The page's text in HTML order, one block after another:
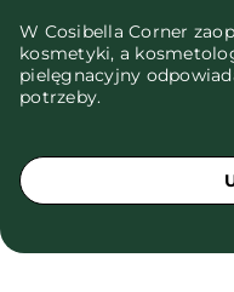
W Cosibella Corner
kosmetyki, a
pielęgnacyjny
potrzeby.